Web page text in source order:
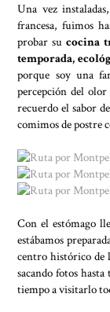
Una vez
francesa, fuimos
probar sucocina
temporada,
porque soy una
percepción del
recuerdo el sabor
comimos de postre
Con el estómago
estábamos
centro histórico de
sacando fotos
tiempo a visitarlo